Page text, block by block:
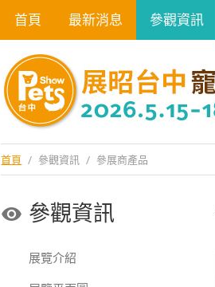
首頁 最新消息 參觀資訊
首頁 / 參觀資訊 / 參展商產品
參觀資訊
展覽介紹